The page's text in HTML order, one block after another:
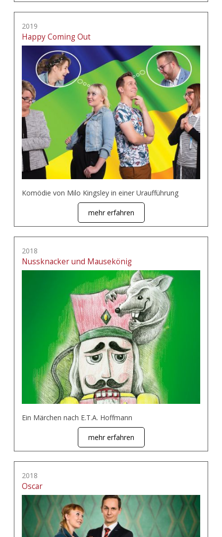
2019
Happy Coming Out
Komödie von Milo Kingsley in einer Uraufführung
mehr erfahren
2018
Nussknacker und Mausekönig
Ein Märchen nach E.T.A. Hoffmann
mehr erfahren
2018
Oscar